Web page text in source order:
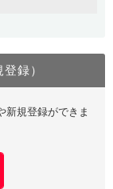
成
録）
新規登録ができま